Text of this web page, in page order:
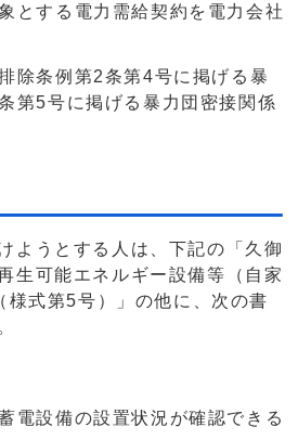
とする電力需給契約を電力会社
除条例第2条第4号に掲げる暴
第5号に掲げる暴力団密接関係
ようとする人は、下記の「久御
生可能エネルギー設備等（自家
様式第5号）」の他に、次の書
電設備の設置状況が確認できる